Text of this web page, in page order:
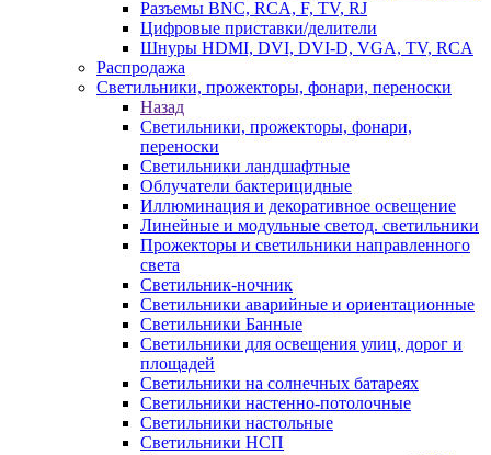
Разъемы BNС, RCA, F, TV, RJ
Цифровые приставки/делители
Шнуры HDMI, DVI, DVI-D, VGA, TV, RCA
Распродажа
Светильники, прожекторы, фонари, переноски
Назад
Светильники, прожекторы, фонари,
переноски
Светильники ландшафтные
Облучатели бактерицидные
Иллюминация и декоративное освещение
Линейные и модульные светод. светильники
Прожекторы и светильники направленного
света
Светильник-ночник
Светильники аварийные и ориентационные
Светильники Банные
Светильники для освещения улиц, дорог и
площадей
Светильники на солнечных батареях
Светильники настенно-потолочные
Светильники настольные
Светильники НСП